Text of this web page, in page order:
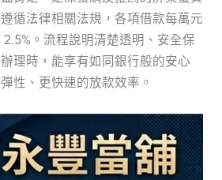
循法律相關法規，各項借款每萬元
。流程說明清楚透明、安全保
理時，能享有如同銀行般的安心
性、更快速的放款效率。